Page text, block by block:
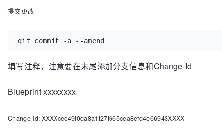
提交更改
git commit -a --amend
填写注释，注意要在末尾添加分支信息和Change-Id
Blueprint xxxxxxxx
Change-Id: XXXXcec49f0da8a1f27f665cea8efd4e66943XXXX